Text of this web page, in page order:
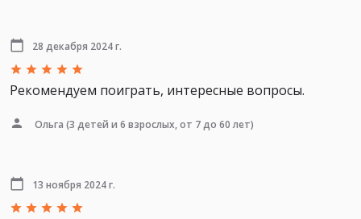
28 декабря 2024 г.
Рекомендуем поиграть, интересные вопросы.
Ольга (3 детей и 6 взрослых, от 7 до 60 лет)
13 ноября 2024 г.